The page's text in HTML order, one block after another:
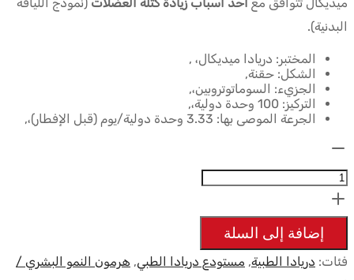
البدنية).
المختبر: دريادا ميديكال، ,
الشكل: حقنة,
الجزيء: السوماتوتروبين،,
التركيز: 100 وحدة دولية،,
الجرعة الموصى بها: 3.33 وحدة دولية/يوم (قبل الإفطار)،,
Somatropin
Liquid
100iu
-
إضافة إلى السلة
فئات: دريادا الطبية, مستودع دريادا الطبي, هرمون النمو البشري /